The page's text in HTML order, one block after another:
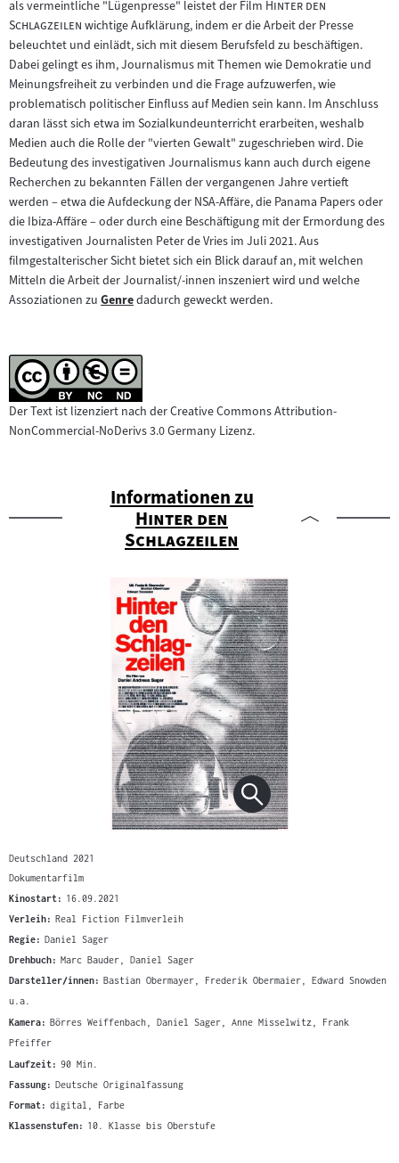
als vermeintliche "Lügenpresse" leistet der Film "Hinter den
Schlagzeilen "wichtige Aufklärung, indem er die Arbeit der Presse
beleuchtet und einlädt, sich mit diesem Berufsfeld zu beschäftigen.
Dabei gelingt es ihm, Journalismus mit Themen wie Demokratie und
Meinungsfreiheit zu verbinden und die Frage aufzuwerfen, wie
problematisch politischer Einfluss auf Medien sein kann. Im Anschluss
daran lässt sich etwa im Sozialkundeunterricht erarbeiten, weshalb
Medien auch die Rolle der "vierten Gewalt" zugeschrieben wird. Die
Bedeutung des investigativen Journalismus kann auch durch eigene
Recherchen zu bekannten Fällen der vergangenen Jahre vertieft
werden – etwa die Aufdeckung der NSA-Affäre, die Panama Papers oder
die Ibiza-Affäre – oder durch eine Beschäftigung mit der Ermordung des
investigativen Journalisten Peter de Vries im Juli 2021. Aus
filmgestalterischer Sicht bietet sich ein Blick darauf an, mit welchen
Mitteln die Arbeit der Journalist/-innen inszeniert wird und welche
Assoziationen zu Zum
Genredadurch geweckt werden.
Der Text ist lizenziert nach der Creative Commons Attribution-
NonCommercial-NoDerivs 3.0 Germany Lizenz.
Informationen zu
"
Hinter den
Schlagzeilen
Deutschland 2021
Dokumentarfilm
Kinostart: 16.09.2021
Verleih: Real Fiction Filmverleih
Regie: Daniel Sager
Drehbuch: Marc Bauder, Daniel Sager
Darsteller/innen: Bastian Obermayer, Frederik Obermaier, Edward Snowden
u.a.
Kamera: Börres Weiffenbach, Daniel Sager, Anne Misselwitz, Frank
Pfeiffer
Laufzeit: 90 Min.
Fassung: Deutsche Originalfassung
Format: digital, Farbe
Klassenstufen: 10. Klasse bis Oberstufe